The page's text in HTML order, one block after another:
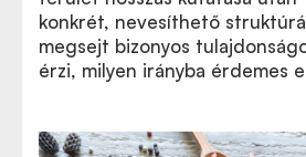
konkrét, nevesíthető
megsejt bizonyos
érzi, milyen irányba érdemes